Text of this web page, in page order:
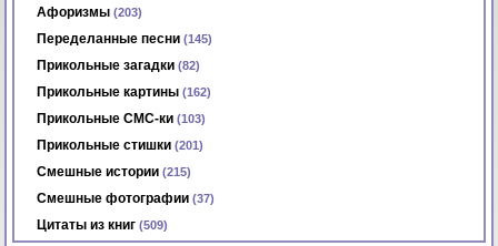
Афоризмы (203)
Переделанные песни (145)
Прикольные загадки (82)
Прикольные картины (162)
Прикольные СМС-ки (103)
Прикольные стишки (201)
Смешные истории (215)
Смешные фотографии (37)
Цитаты из книг (509)